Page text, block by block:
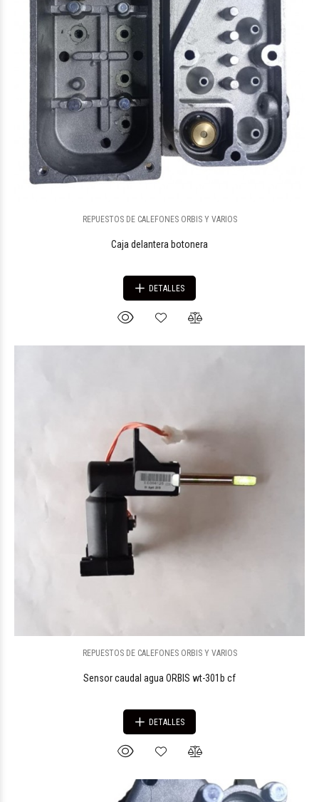
REPUESTOS DE CALEFONES ORBIS Y VARIOS
Caja delantera botonera
DETALLES
REPUESTOS DE CALEFONES ORBIS Y VARIOS
Sensor caudal agua ORBIS wt-301b cf
DETALLES